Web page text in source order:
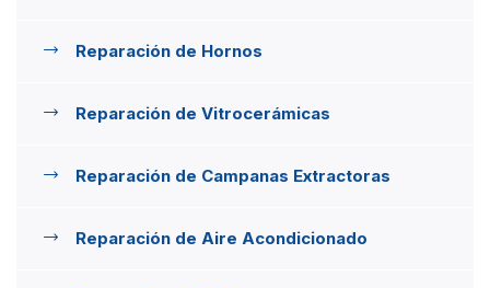
Reparación de Hornos
Reparación de Vitrocerámicas
Reparación de Campanas Extractoras
Reparación de Aire Acondicionado